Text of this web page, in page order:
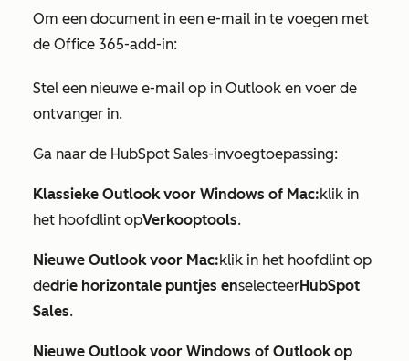
Om een document in een e-mail in te voegen met
de Office 365-add-in:
Stel een nieuwe e-mail op in Outlook en voer de
ontvanger in.
Ga naar de HubSpot Sales-invoegtoepassing:
Klassieke Outlook voor Windows of Mac:klik in
het hoofdlint opVerkooptools.
Nieuwe Outlook voor Mac:klik in het hoofdlint op
dedrie horizontale puntjes enselecteerHubSpot
Sales.
Nieuwe Outlook voor Windows of Outlook op